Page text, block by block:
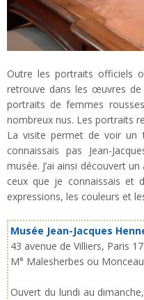
Outre les portraits officiels
retrouve dans les œuvres de
portraits de femmes
nombreux nus. Les portraits
La visite permet de voir un
connaissais pas Jean-
musée. J’ai ainsi découvert
ceux que je connaissais et
expressions, les couleurs et
Musée Jean-Jacques
43 avenue de Villiers, Paris
M° Malesherbes ou Monceau
Ouvert du lundi au